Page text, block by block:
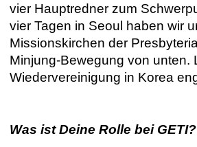
vier Hauptredner zum
vier Tagen in Seoul haben wir
Missionskirchen der
Minjung-Bewegung von unten.
Wiedervereinigung in Korea
Was ist Deine Rolle bei GETI?